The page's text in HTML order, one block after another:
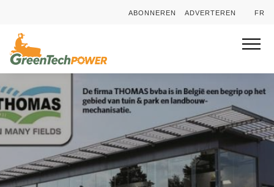
ABONNEREN ADVERTEREN FR